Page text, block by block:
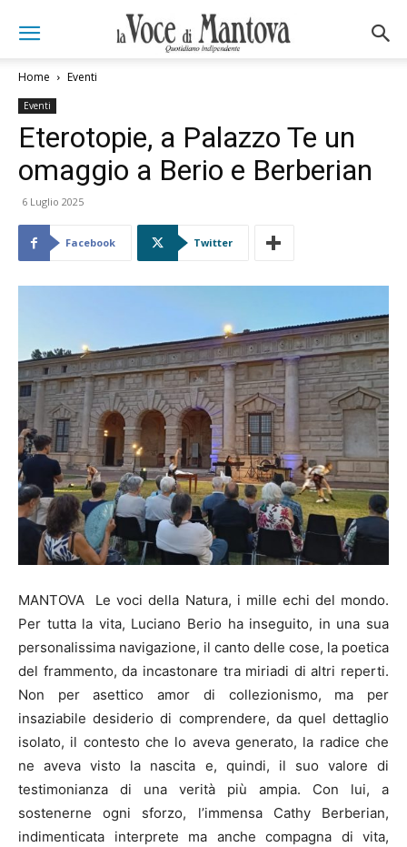
Home Eventi
Eventi
Eterotopie, a Palazzo Te un
omaggio a Berio e Berberian
6 Luglio 2025
Facebook Twitter
MANTOVA Le voci della Natura, i mille echi del mondo.
Per tutta la vita, Luciano Berio ha inseguito, in una sua
personalissima navigazione, il canto delle cose, la poetica
del frammento, da incastonare tra miriadi di altri reperti.
Non per asettico amor di collezionismo, ma per
insaziabile desiderio di comprendere, da quel dettaglio
isolato, il contesto che lo aveva generato, la radice che
ne aveva visto la nascita e, quindi, il suo valore di
testimonianza di una verità più ampia. Con lui, a
sostenerne ogni sforzo, l’immensa Cathy Berberian,
indimenticata interprete ma anche compagna di vita,